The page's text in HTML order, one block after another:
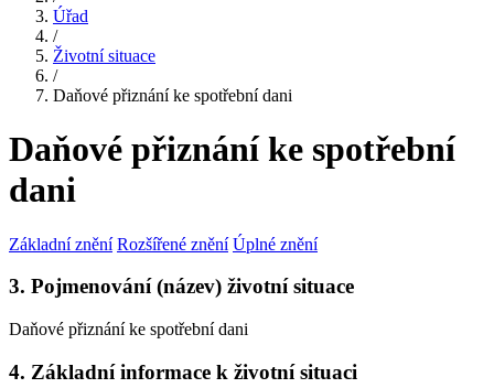
Úřad
/
Životní situace
/
Daňové přiznání ke spotřební dani
Daňové přiznání ke spotřební
dani
Základní znění Rozšířené znění Úplné znění
3. Pojmenování (název) životní situace
Daňové přiznání ke spotřební dani
4. Základní informace k životní situaci